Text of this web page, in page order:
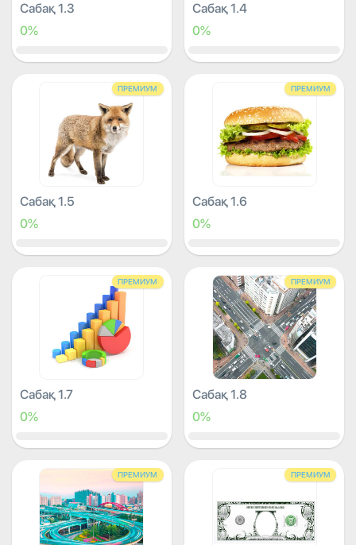
Сабақ 1.3
0%
Сабақ 1.4
0%
ПРЕМИУМ
Сабақ 1.5
0%
ПРЕМИУМ
Сабақ 1.6
0%
ПРЕМИУМ
Сабақ 1.7
0%
ПРЕМИУМ
Сабақ 1.8
0%
ПРЕМИУМ ПРЕМИУМ